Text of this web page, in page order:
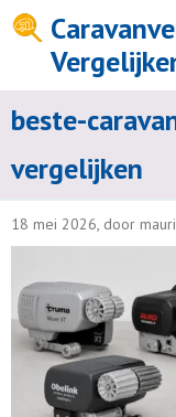
beste-
vergelijken
18 mei 2026, door